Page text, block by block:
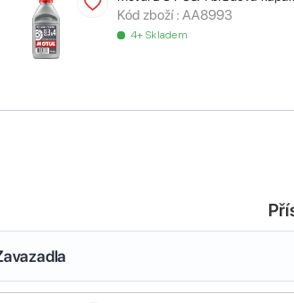
Kód zboží : AA8993
4+ Skladem